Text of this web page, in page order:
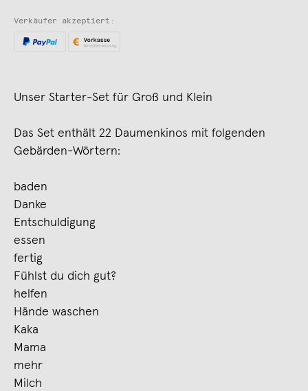
Verkäufer akzeptiert:
Unser Starter-Set für Groß und Klein
Das Set enthält 22 Daumenkinos mit folgenden
Gebärden-Wörtern:
baden
Danke
Entschuldigung
essen
fertig
Fühlst du dich gut?
helfen
Hände waschen
Kaka
Mama
mehr
Milch